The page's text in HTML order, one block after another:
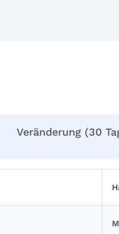
Veränderung (30